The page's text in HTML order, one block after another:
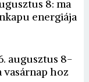
8: ma
energiája
augusztus 8-
vasárnap hoz